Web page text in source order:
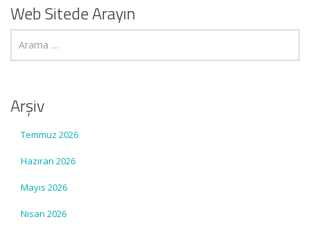
Web Sitede Arayın
Arşiv
Temmuz 2026
Haziran 2026
Mayıs 2026
Nisan 2026